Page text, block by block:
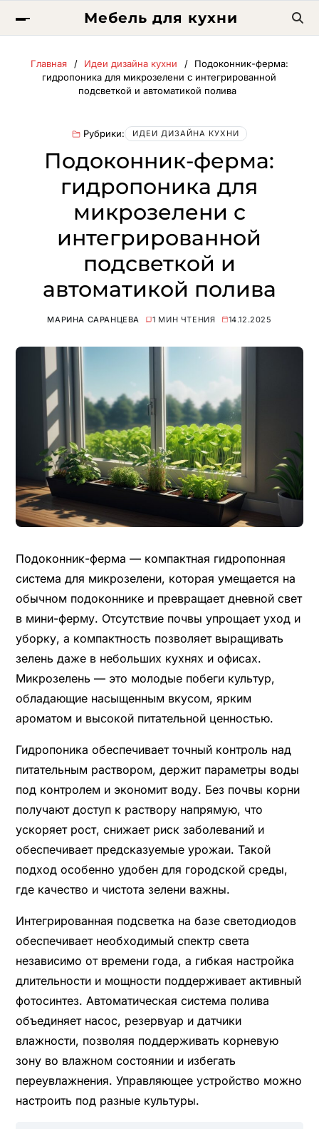
Мебель для кухни
Главная Идеи дизайна кухни
Подоконник-ферма:
гидропоника для микрозелени с интегрированной
подсветкой и автоматикой полива
Рубрики: ИДЕИ ДИЗАЙНА КУХНИ
Подоконник-ферма:
гидропоника для
микрозелени с
интегрированной
подсветкой и
автоматикой полива
МАРИНА САРАНЦЕВА 1 МИН ЧТЕНИЯ 14.12.2025
Подоконник-ферма — компактная гидропонная
система для микрозелени, которая умещается на
обычном подоконнике и превращает дневной свет
в мини-ферму. Отсутствие почвы упрощает уход и
уборку, а компактность позволяет выращивать
зелень даже в небольших кухнях и офисах.
Микрозелень — это молодые побеги культур,
обладающие насыщенным вкусом, ярким
ароматом и высокой питательной ценностью.
Гидропоника обеспечивает точный контроль над
питательным раствором, держит параметры воды
под контролем и экономит воду. Без почвы корни
получают доступ к раствору напрямую, что
ускоряет рост, снижает риск заболеваний и
обеспечивает предсказуемые урожаи. Такой
подход особенно удобен для городской среды,
где качество и чистота зелени важны.
Интегрированная подсветка на базе светодиодов
обеспечивает необходимый спектр света
независимо от времени года, а гибкая настройка
длительности и мощности поддерживает активный
фотосинтез. Автоматическая система полива
объединяет насос, резервуар и датчики
влажности, позволяя поддерживать корневую
зону во влажном состоянии и избегать
переувлажнения. Управляющее устройство можно
настроить под разные культуры.